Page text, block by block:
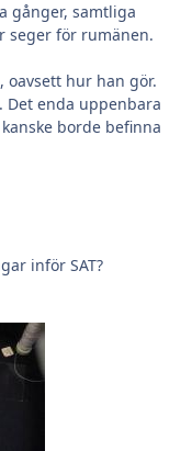
gånger, samtliga
seger för rumänen.
oavsett hur han gör.
Det enda uppenbara
borde befinna
inför SAT?